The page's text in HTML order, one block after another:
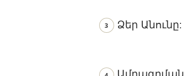
3 Ձեր Անունը: